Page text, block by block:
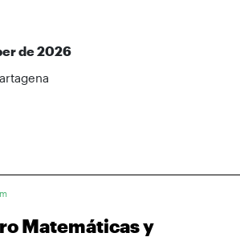
de 2026
Matemáticas y